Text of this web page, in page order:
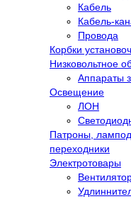
Кабель
Кабель-
Провода
Корбки
Низковольтное
Аппараты
Освещение
ЛОН
Патроны,
переходники
Электротовары